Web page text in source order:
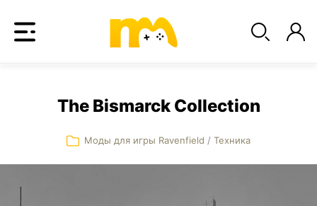
The Bismarck Collection
Моды для игры Ravenfield / Техника